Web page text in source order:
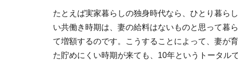
たとえば実家暮らしの独身時代なら、ひとり暮ら
い共働き時期は、妻の給料はないものと思って暮
て増額するのです。こうすることによって、妻が
た貯めにくい時期が来ても、10年というトータル